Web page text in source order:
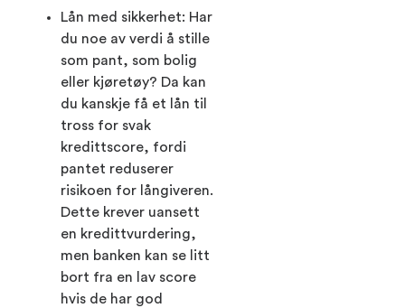
Lån med sikkerhet: Har
du noe av verdi å stille
som pant, som bolig
eller kjøretøy? Da kan
du kanskje få et lån til
tross for svak
kredittscore, fordi
pantet reduserer
risikoen for långiveren.
Dette krever uansett
en kredittvurdering,
men banken kan se litt
bort fra en lav score
hvis de har god